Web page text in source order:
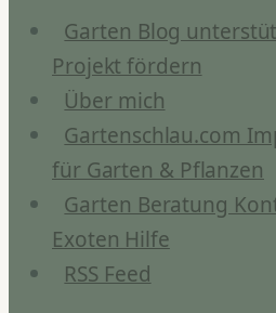
Garten Blog
Projekt fördern
Über mich
Gartenschlau.com
für Garten & Pflanzen
Garten Beratung
Exoten Hilfe
RSS Feed